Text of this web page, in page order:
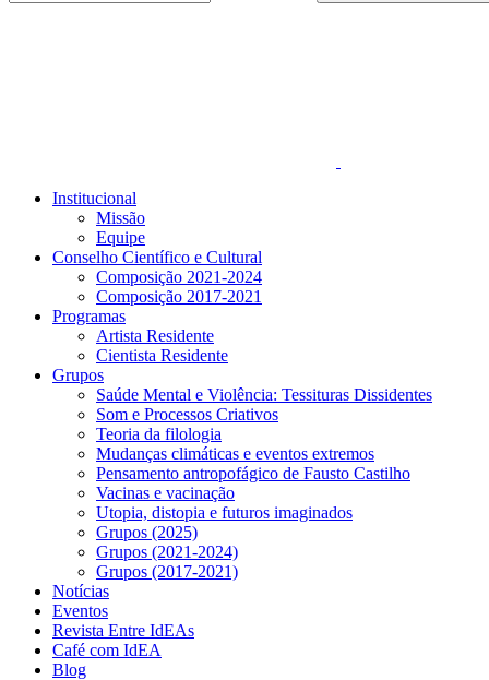
Institucional
Missão
Equipe
Conselho Científico e Cultural
Composição 2021-2024
Composição 2017-2021
Programas
Artista Residente
Cientista Residente
Grupos
Saúde Mental e Violência: Tessituras Dissidentes
Som e Processos Criativos
Teoria da filologia
Mudanças climáticas e eventos extremos
Pensamento antropofágico de Fausto Castilho
Vacinas e vacinação
Utopia, distopia e futuros imaginados
Grupos (2025)
Grupos (2021-2024)
Grupos (2017-2021)
Notícias
Eventos
Revista Entre IdEAs
Café com IdEA
Blog